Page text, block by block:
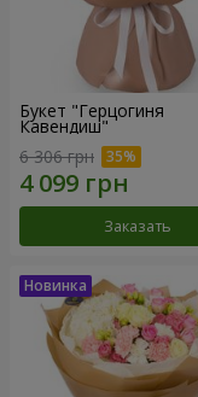
Букет "Герцогиня
Кавендиш"
6 306 грн
Заказать